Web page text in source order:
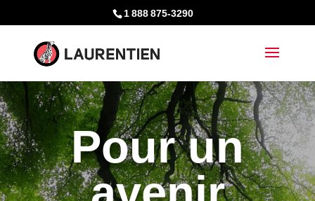
1 888 875-3290
Pour un